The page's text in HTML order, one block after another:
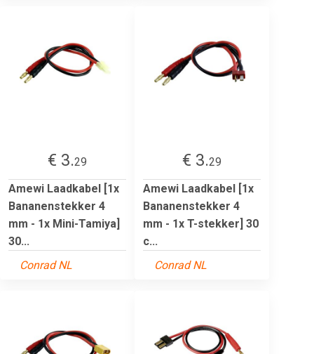
€ 3.29
Amewi Laadkabel [1x
Bananenstekker 4
mm - 1x Mini-Tamiya]
30...
Conrad NL
€ 3.29
Amewi Laadkabel [1x
Bananenstekker 4
mm - 1x T-stekker] 30
c...
Conrad NL